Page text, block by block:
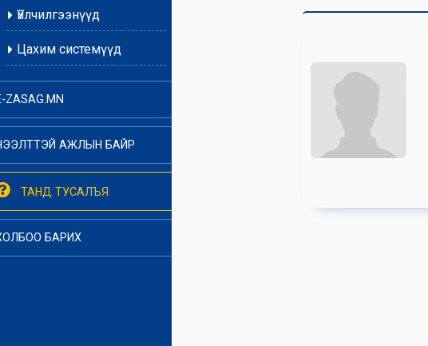
Үйлчилгээнүүд
Цахим системүүд
ZASAG.MN
АЖЛЫН БАЙР
ТАНД ТУСАЛЪЯ
БАРИХ